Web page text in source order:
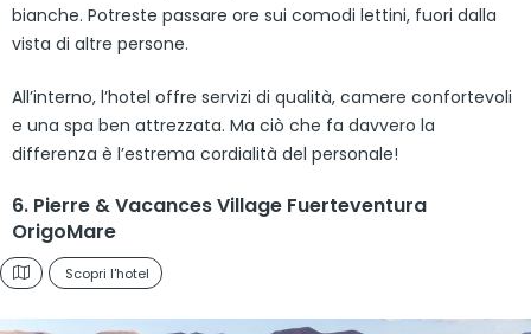
bianche. Potreste passare ore sui comodi lettini, fuori dalla
vista di altre persone.
All’interno, l’hotel offre servizi di qualità, camere confortevoli
e una spa ben attrezzata. Ma ciò che fa davvero la
differenza è l’estrema cordialità del personale!
6. Pierre & Vacances Village Fuerteventura
OrigoMare
Scopri l'hotel